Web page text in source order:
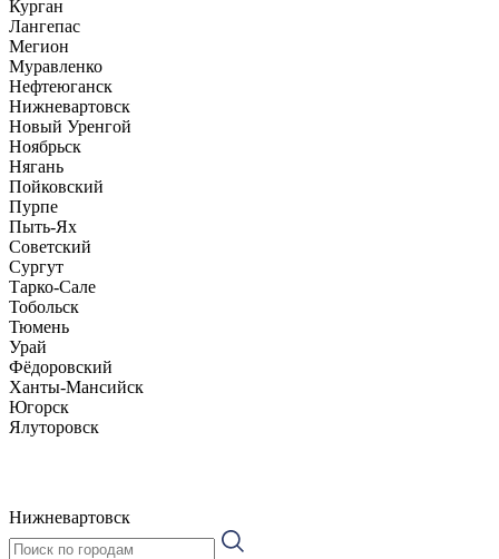
Курган
Лангепас
Мегион
Муравленко
Нефтеюганск
Нижневартовск
Новый Уренгой
Ноябрьск
Нягань
Пойковский
Пурпе
Пыть-Ях
Советский
Сургут
Тарко-Сале
Тобольск
Тюмень
Урай
Фёдоровский
Ханты-Мансийск
Югорск
Ялуторовск
Нижневартовск